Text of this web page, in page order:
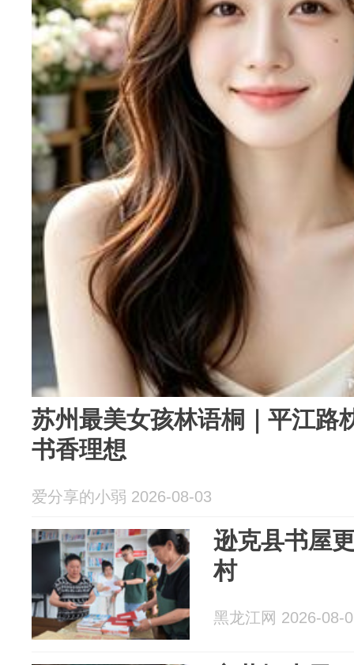
苏州最美女孩林语桐｜平江路
书香理想
爱分享的小弱 2026-08-03
逊克县书屋
村
黑龙江网 2026-08-